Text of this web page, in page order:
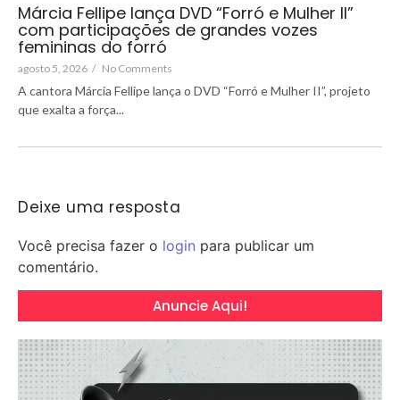
Márcia Fellipe lança DVD “Forró e Mulher II”
com participações de grandes vozes
femininas do forró
agosto 5, 2026 / No Comments
A cantora Márcia Fellipe lança o DVD “Forró e Mulher II”, projeto
que exalta a força...
Deixe uma resposta
Você precisa fazer o login para publicar um
comentário.
Anuncie Aqui!